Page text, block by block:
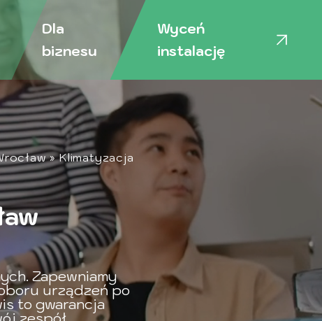
Dla
biznesu
Wyceń
instalację
»Klimatyzacja
Zapewniamy
urządzeń po
to gwarancja